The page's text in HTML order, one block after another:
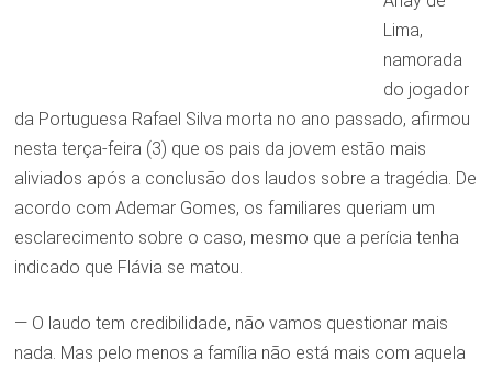
Lima,
namorada
do jogador
da Portuguesa Rafael Silva morta no ano passado, afirmou
nesta terça-feira (3) que os pais da jovem estão mais
aliviados após a conclusão dos laudos sobre a tragédia. De
acordo com Ademar Gomes, os familiares queriam um
esclarecimento sobre o caso, mesmo que a perícia tenha
indicado que Flávia se matou.
— O laudo tem credibilidade, não vamos questionar mais
nada. Mas pelo menos a família não está mais com aquela